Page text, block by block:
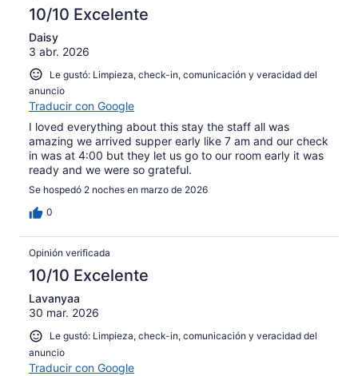
10/10 Excelente
Daisy
3 abr. 2026
Le gustó: Limpieza, check-in, comunicación y veracidad del
anuncio
Traducir con Google
I loved everything about this stay the staff all was
amazing we arrived supper early like 7 am and our check
in was at 4:00 but they let us go to our room early it was
ready and we were so grateful.
Se hospedó 2 noches en marzo de 2026
0
Opinión verificada
10/10 Excelente
Lavanyaa
30 mar. 2026
Le gustó: Limpieza, check-in, comunicación y veracidad del
anuncio
Traducir con Google